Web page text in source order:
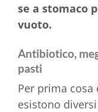
se a stomaco
vuoto.
Antibiotico,
pasti
Per prima
esistono